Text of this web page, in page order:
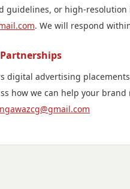
guidelines, or high-
. We will respond
digital advertising
how we can help your